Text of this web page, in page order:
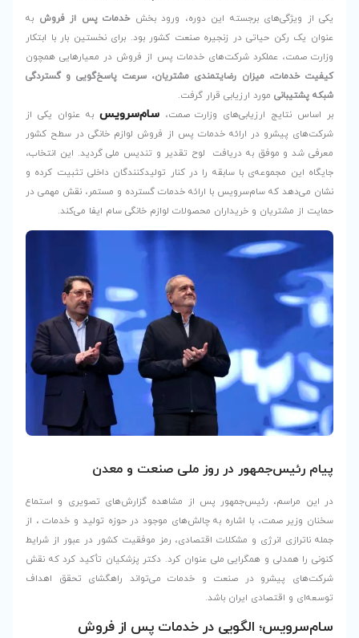
دوره، ورود بخشخدمات پس از فروش به
صنعت کشور بود. برای نخستین بار با ابتکار
خدمات پس از فروش در معیارهایی همچون
مشتریان، سرعت پاسخ‌گویی و گستردگی
گرفت.
وزارت صمت،سام‌سرویسبه عنوان یکی از
پس از فروش لوازم خانگی در سطح کشور
تقدیر و تندیس ملی گردید. این انتخاب،
در کنار تولیدکنندگان داخلی تثبیت کرده و
خدمات گسترده و مستمر، نقش مهمی در
لوازم خانگی سام ایفا می‌کند.
ملی صنعت و معدن
از مشاهده گزارش‌های تصویری و استماع
چالش‌های موجود در حوزه تولید و خدمات ، از
رمز موفقیت کشور در عبور از شرایط
عنوان کرد. دکتر پزشکیان تأکید کرد که نقش
خدمات می‌تواند راهگشای تحقق اهداف
خدمات پس از فروش